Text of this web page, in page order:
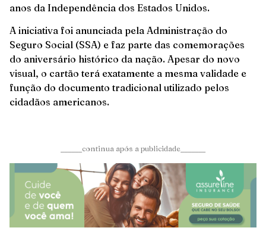
anos da Independência dos Estados Unidos.
A iniciativa foi anunciada pela Administração do
Seguro Social (SSA) e faz parte das comemorações
do aniversário histórico da nação. Apesar do novo
visual, o cartão terá exatamente a mesma validade e
função do documento tradicional utilizado pelos
cidadãos americanos.
______continua após a publicidade_______